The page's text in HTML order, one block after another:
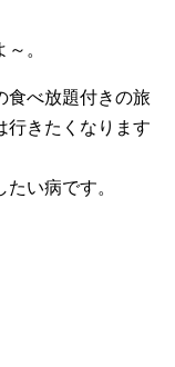
。
食べ放題付きの旅
行きたくなります
い病です。